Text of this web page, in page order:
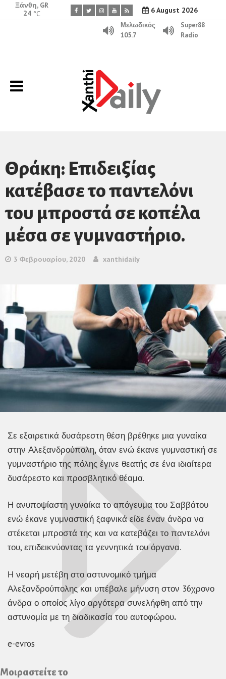
6 August 2026
Ξάνθη, GR
24 °C
Μελωδικός
105.7
Super88
Radio
Θράκη: Επιδειξίας
κατέβασε το παντελόνι
του μπροστά σε κοπέλα
μέσα σε γυμναστήριο.
3 Φεβρουαρίου, 2020 xanthidaily
Σε εξαιρετικά δυσάρεστη θέση βρέθηκε μια γυναίκα
στην Αλεξανδρούπολη, όταν ενώ έκανε γυμναστική σε
γυμναστήριο της πόλης έγινε θεατής σε ένα ιδιαίτερα
δυσάρεστο και προσβλητικό θέαμα.
Η ανυποψίαστη γυναίκα το απόγευμα του Σαββάτου
ενώ έκανε γυμναστική ξαφνικά είδε έναν άνδρα να
στέκεται μπροστά της και να κατεβάζει το παντελόνι
του, επιδεικνύοντας τα γεννητικά του όργανα.
Η νεαρή μετέβη στο αστυνομικό τμήμα
Αλεξανδρούπολης και υπέβαλε μήνυση στον 36χρονο
άνδρα ο οποίος λίγο αργότερα συνελήφθη από την
αστυνομία με τη διαδικασία του αυτοφώρου.
e-evros
Μοιραστείτε το